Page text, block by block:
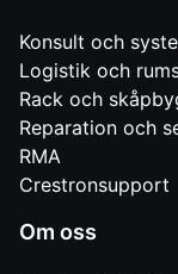
Konsult och
Logistik och
Rack och
Reparation och
RMA
Crestronsupport
Om oss